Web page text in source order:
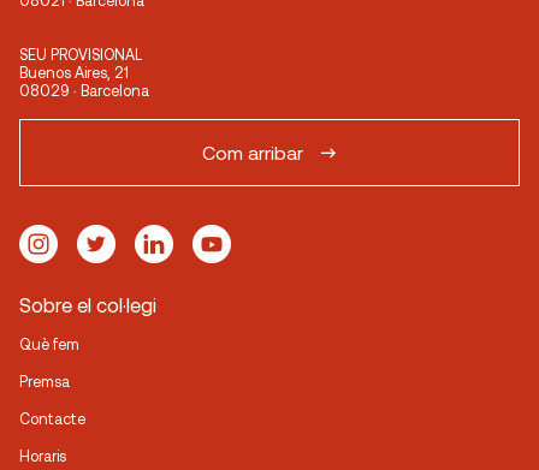
SEU PROVISIONAL
Buenos Aires, 21
08029 · Barcelona
Com arribar
Sobre el col·legi
Què fem
Premsa
Contacte
Horaris